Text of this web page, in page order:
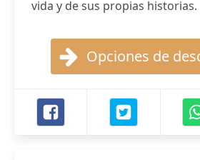
vida y de sus propias historias.
Opciones de